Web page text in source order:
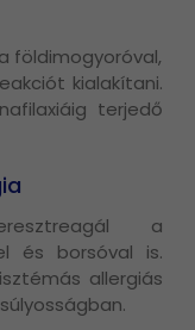
földimogyoróval,
kialakítani.
terjedő
a
és borsóval is.
allergiás